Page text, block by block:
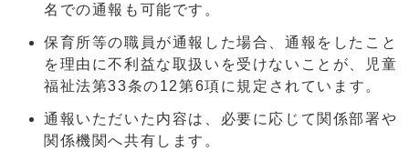
名での通報も可能です。
保育所等の職員が通報した場合、通報をしたこと
を理由に不利益な取扱いを受けないことが、児童
福祉法第33条の12第6項に規定されています。
通報いただいた内容は、必要に応じて関係部署や
関係機関へ共有します。